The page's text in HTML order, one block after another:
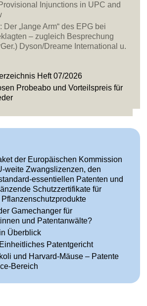
Injunctions in UPC and
Der „lange Arm“ des EPG bei
– zugleich Besprechung
Dyson/Dreame International u.
Heft 07/2026
Probeabo und Vorteilspreis für
der Europäischen Kommission
weite Zwangslizenzen, den
essentiellen Patenten und
Schutzzertifikate für
Gamechanger für
und Patentanwälte?
Überblick
Patentgericht
und Harvard-Mäuse – Patente
Bereich